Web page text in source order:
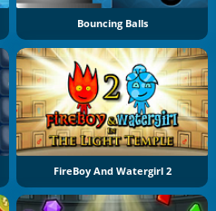
Bouncing Balls
FireBoy And Watergirl 2